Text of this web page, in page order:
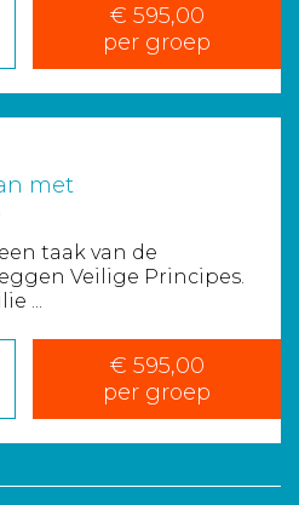
€ 595,00
per groep
met
taak van de
Veilige Principes.
...
€ 595,00
per groep